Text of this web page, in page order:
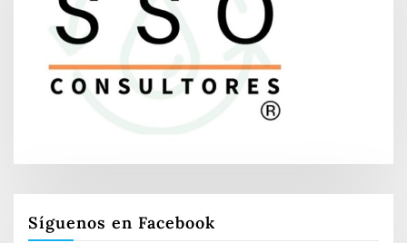
Síguenos en Facebook